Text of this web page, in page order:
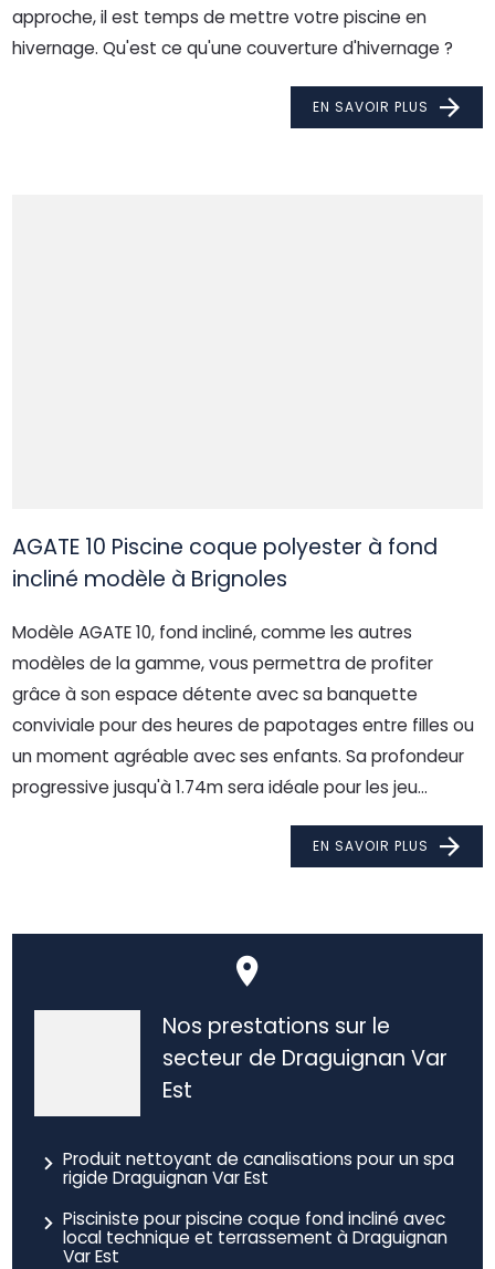
approche, il est temps de mettre votre piscine en
hivernage. Qu'est ce qu'une couverture d'hivernage ?
EN SAVOIR PLUS
AGATE 10 Piscine coque polyester à fond
incliné modèle à Brignoles
Modèle AGATE 10, fond incliné, comme les autres
modèles de la gamme, vous permettra de profiter
grâce à son espace détente avec sa banquette
conviviale pour des heures de papotages entre filles ou
un moment agréable avec ses enfants. Sa profondeur
progressive jusqu'à 1.74m sera idéale pour les jeu...
EN SAVOIR PLUS
Nos prestations sur le
secteur de Draguignan Var
Est
Produit nettoyant de canalisations pour un spa
rigide Draguignan Var Est
Pisciniste pour piscine coque fond incliné avec
local technique et terrassement à Draguignan
Var Est